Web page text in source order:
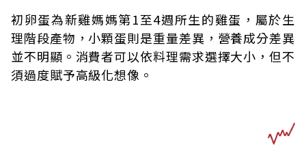
初卵蛋為新雞媽媽第1至4週所生的雞蛋，屬於生
理階段產物，小顆蛋則是重量差異，營養成分差異
並不明顯。消費者可以依料理需求選擇大小，但不
須過度賦予高級化想像。